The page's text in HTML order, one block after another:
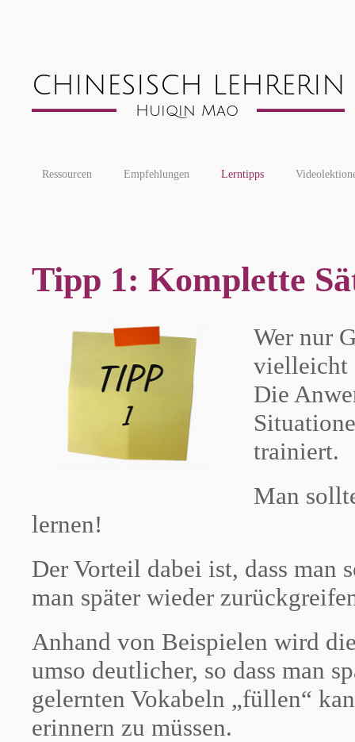
Ressourcen Empfehlungen Lerntipps
Tipp 1: Komplette
Wer nur
vielleicht
Die
trainiert.
Man
lernen!
Der Vorteil dabei ist, dass man
man später wieder
Anhand von Beispielen wird
umso deutlicher, so dass man
gelernten Vokabeln „füllen“
erinnern zu müssen.